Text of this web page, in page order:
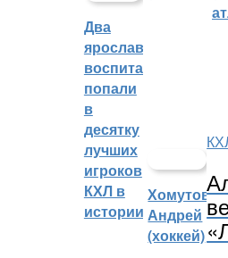
Два
ярославских
воспитанника
попали
в
десятку
лучших
игроков
КХЛ в
истории
Хомутов
Андрей
(хоккей)